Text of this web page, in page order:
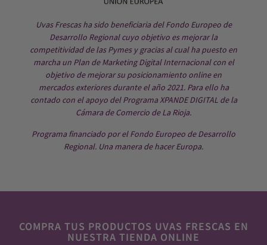
Uvas Frescas ha sido beneficiaria del Fondo Europeo de
Desarrollo Regional cuyo objetivo es mejorar la
competitividad de las Pymes y gracias al cual ha puesto en
marcha un Plan de Marketing Digital Internacional con el
objetivo de mejorar su posicionamiento online en
mercados exteriores durante el año 2021. Para ello ha
contado con el apoyo del Programa XPANDE DIGITAL de la
Cámara de Comercio de La Rioja.
Programa financiado por el Fondo Europeo de Desarrollo
Regional. Una manera de hacer Europa.
COMPRA TUS PRODUCTOS UVAS FRESCAS EN
NUESTRA TIENDA ONLINE